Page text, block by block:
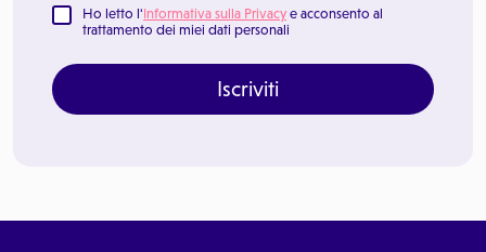
Ho letto l'Informativa sulla Privacy e acconsento al
trattamento dei miei dati personali
Iscriviti